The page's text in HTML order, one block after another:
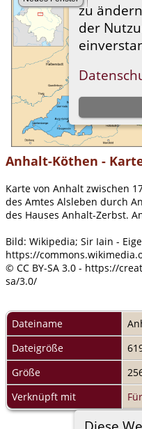
Anhalt-Köthen -
Karte von Anhalt zwischen
des Amtes Alsleben durch
des Hauses Anhalt-Zerbst.
Bild: Wikipedia; Sir Iain -
https://
© CC BY-SA 3.0 - https://
sa/3.0/
Dateiname
Dateigröße
Größe
Verknüpft mit